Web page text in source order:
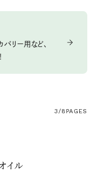
リー用など、
3/8 PAGES
イル